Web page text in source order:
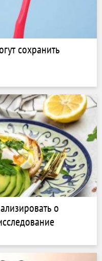
сохранить
о